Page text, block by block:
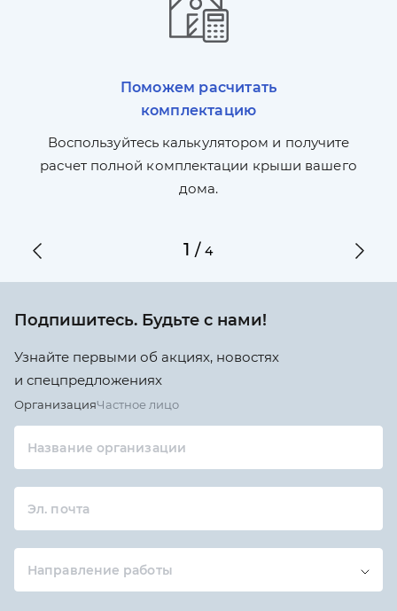
Поможем расчитать
комплектацию
Воспользуйтесь калькулятором и получите
расчет полной комплектации крыши вашего
дома.
1 /4
Подпишитесь. Будьте с нами!
Узнайте первыми об акциях, новостях
и спецпредложениях
ОрганизацияЧастное лицо
Название организации
Эл. почта
Направление работы